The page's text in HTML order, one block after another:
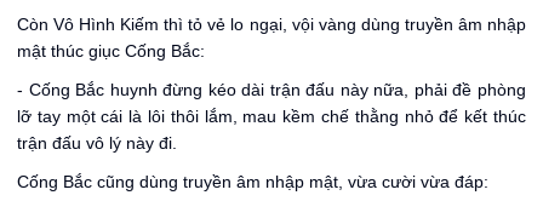
Còn Vô Hình Kiếm thì tỏ vẻ lo ngại, vội vàng dùng truyền âm nhập
mật thúc giục Cống Bắc:
- Cống Bắc huynh đừng kéo dài trận đấu này nữa, phải đề phòng
lỡ tay một cái là lôi thôi lắm, mau kềm chế thằng nhỏ để kết thúc
trận đấu vô lý này đi.
Cống Bắc cũng dùng truyền âm nhập mật, vừa cười vừa đáp: